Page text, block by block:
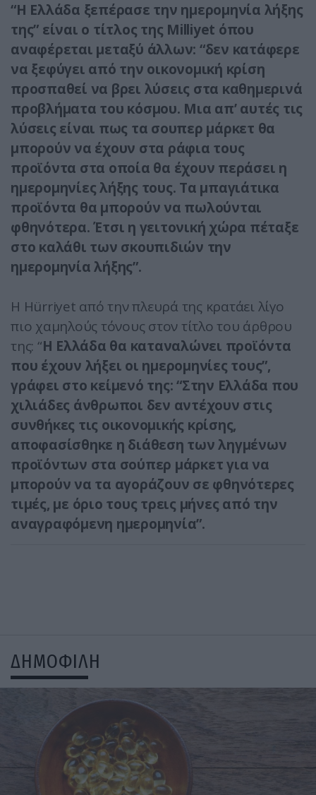
“Η Ελλάδα ξεπέρασε την ημερομηνία λήξης
της” είναι ο τίτλος της Milliyet όπου
αναφέρεται μεταξύ άλλων: “δεν κατάφερε
να ξεφύγει από την οικονομική κρίση
προσπαθεί να βρει λύσεις στα καθημερινά
προβλήματα του κόσμου. Μια απ’ αυτές τις
λύσεις είναι πως τα σουπερ μάρκετ θα
μπορούν να έχουν στα ράφια τους
προϊόντα στα οποία θα έχουν περάσει η
ημερομηνίες λήξης τους. Τα μπαγιάτικα
προϊόντα θα μπορούν να πωλούνται
φθηνότερα. Έτσι η γειτονική χώρα πέταξε
στο καλάθι των σκουπιδιών την
ημερομηνία λήξης”.
Η Hürriyet από την πλευρά της κρατάει λίγο
πιο χαμηλούς τόνους στον τίτλο του άρθρου
της: “Η Ελλάδα θα καταναλώνει προϊόντα
που έχουν λήξει οι ημερομηνίες τους”,
γράφει στο κείμενό της: “Στην Ελλάδα που
χιλιάδες άνθρωποι δεν αντέχουν στις
συνθήκες τις οικονομικής κρίσης,
αποφασίσθηκε η διάθεση των ληγμένων
προϊόντων στα σούπερ μάρκετ για να
μπορούν να τα αγοράζουν σε φθηνότερες
τιμές, με όριο τους τρεις μήνες από την
αναγραφόμενη ημερομηνία”.
ΔΗΜΟΦΙΛΗ